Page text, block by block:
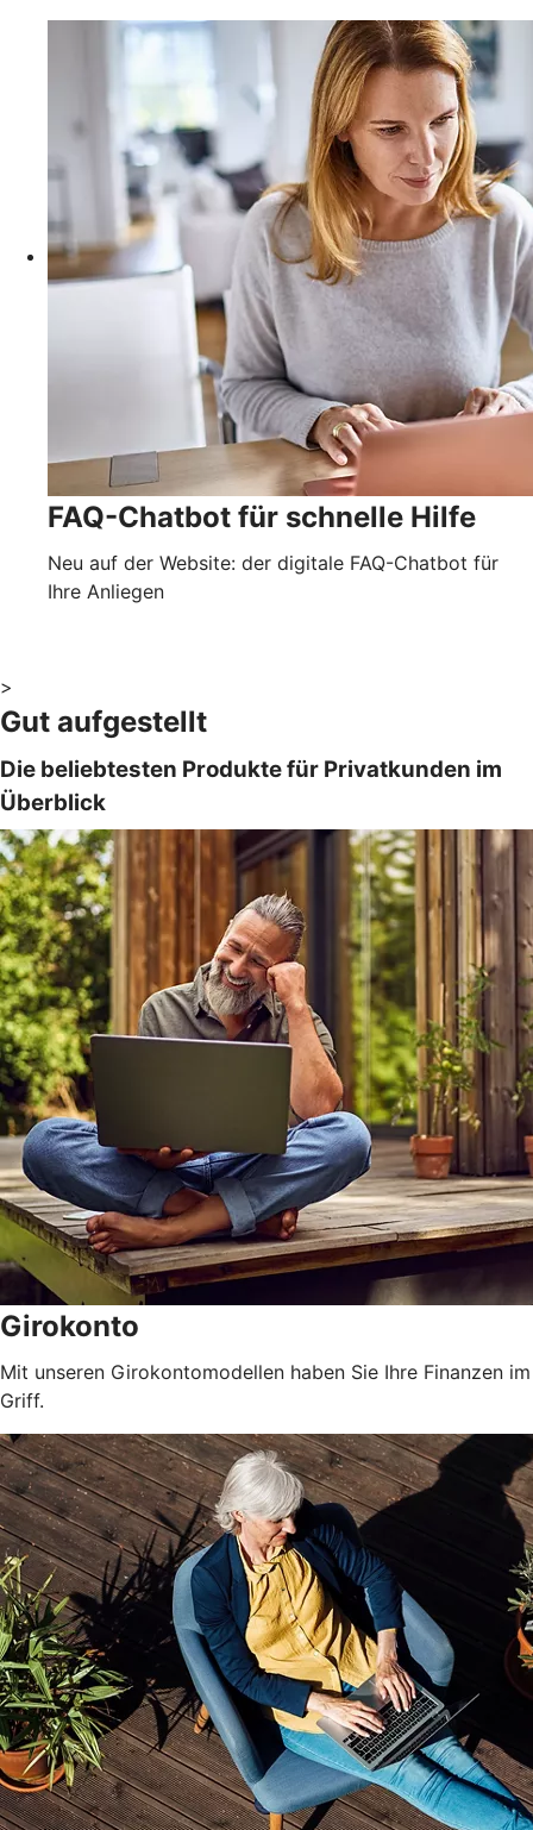
FAQ-Chatbot für schnelle Hilfe
Neu auf der Website: der digitale FAQ-Chatbot für
Ihre Anliegen
>
Gut aufgestellt
Die beliebtesten Produkte für Privatkunden im
Überblick
Girokonto
Mit unseren Girokontomodellen haben Sie Ihre Finanzen im
Griff.